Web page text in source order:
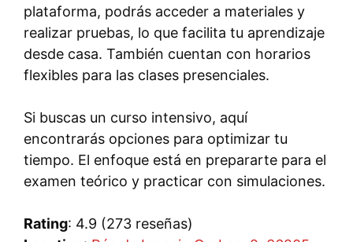
plataforma, podrás acceder a materiales y
realizar pruebas, lo que facilita tu aprendizaje
desde casa. También cuentan con horarios
flexibles para las clases presenciales.
Si buscas un curso intensivo, aquí
encontrarás opciones para optimizar tu
tiempo. El enfoque está en prepararte para el
examen teórico y practicar con simulaciones.
Rating: 4.9 (273 reseñas)